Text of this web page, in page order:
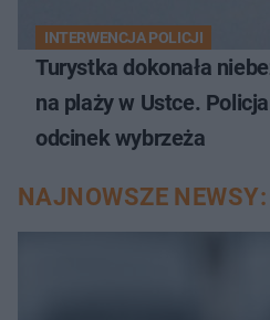
INTERWENCJA POLICJI
Turystka dokonała
na plaży w Ustce.
odcinek wybrzeża
NAJNOWSZE NEWSY: